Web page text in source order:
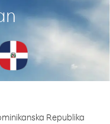
Republika